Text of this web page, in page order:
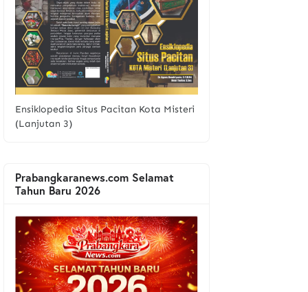
Ensiklopedia Situs Pacitan Kota Misteri
(Lanjutan 3)
Prabangkaranews.com Selamat
Tahun Baru 2026